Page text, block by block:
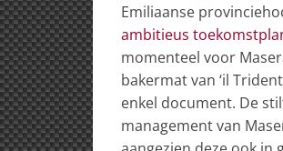
Emiliaanse
ambitieus
momenteel voor
bakermat van ‘il
enkel document. De
management van